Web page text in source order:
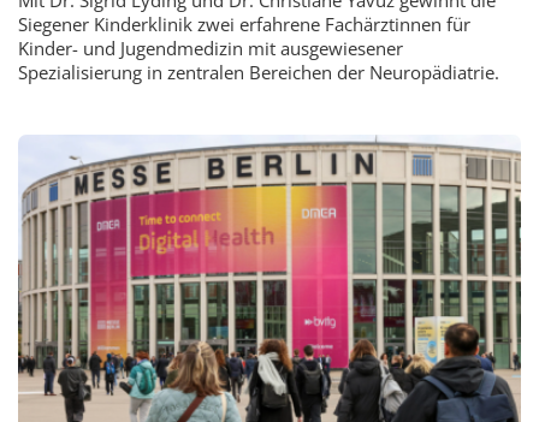
Siegener Kinderklinik zwei erfahrene Fachärztinnen für
Kinder- und Jugendmedizin mit ausgewiesener
Spezialisierung in zentralen Bereichen der Neuropädiatrie.